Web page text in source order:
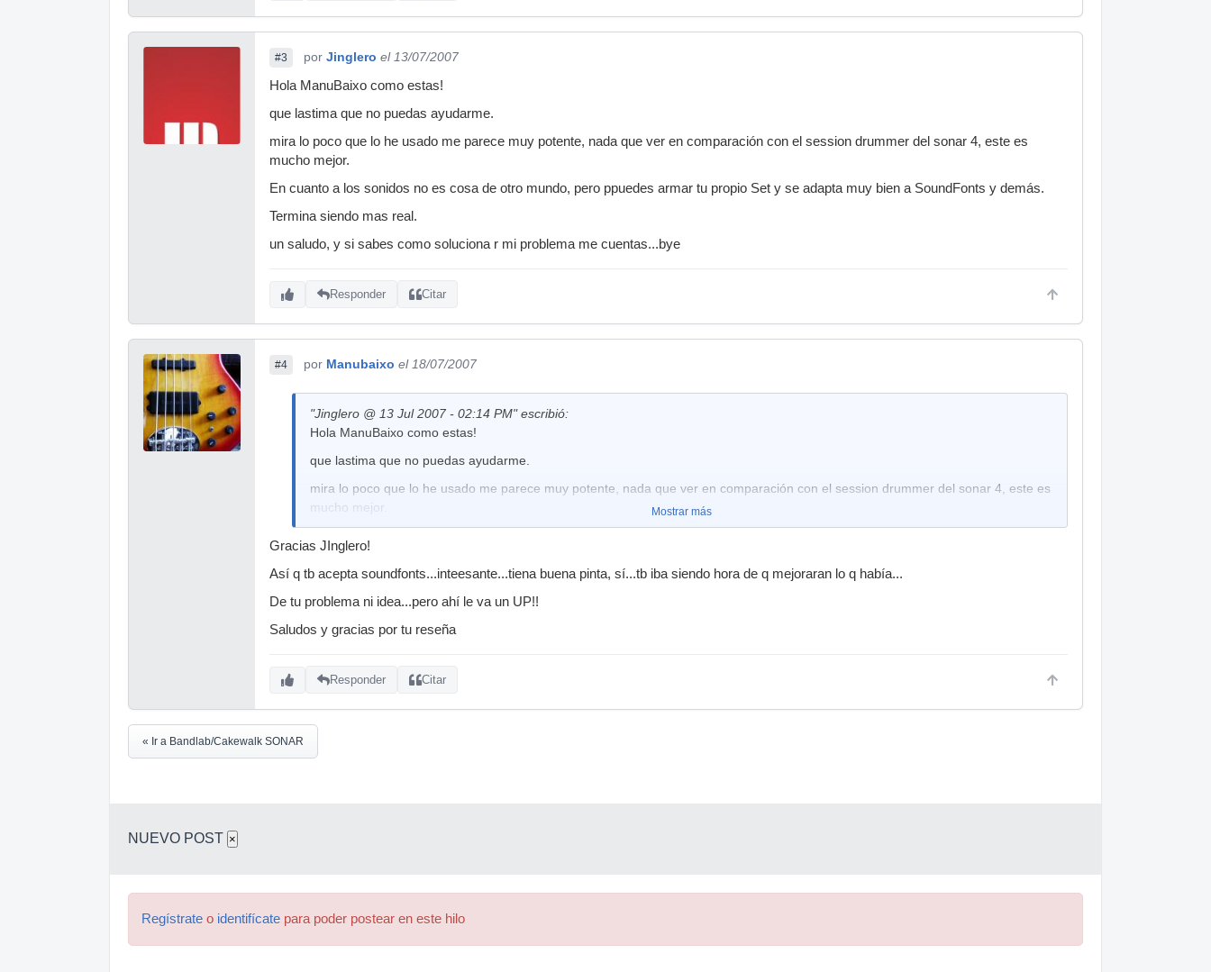
#3 por Jinglero el 13/07/2007
Hola ManuBaixo como estas!
que lastima que no puedas ayudarme.
mira lo poco que lo he usado me parece muy potente, nada que ver en comparación con el session drummer del sonar 4, este es
mucho mejor.
En cuanto a los sonidos no es cosa de otro mundo, pero ppuedes armar tu propio Set y se adapta muy bien a SoundFonts y demás.
Termina siendo mas real.
un saludo, y si sabes como soluciona r mi problema me cuentas...bye
Responder Citar
#4 por Manubaixo el 18/07/2007
"Jinglero @ 13 Jul 2007 - 02:14 PM" escribió:
Hola ManuBaixo como estas!
que lastima que no puedas ayudarme.
mira lo poco que lo he usado me parece muy potente, nada que ver en comparación con el session drummer del sonar 4, este es
mucho mejor.
demás.
Termina siendo mas real.
un saludo, y si sabes como soluciona r mi problema me cuentas...bye
Mostrar más
Gracias JInglero!
Así q tb acepta soundfonts...inteesante...tiena buena pinta, sí...tb iba siendo hora de q mejoraran lo q había...
De tu problema ni idea...pero ahí le va un UP!!
Saludos y gracias por tu reseña
Responder Citar
« Ir a Bandlab/Cakewalk SONAR
NUEVO POST ×
Regístrate o identifícate para poder postear en este hilo